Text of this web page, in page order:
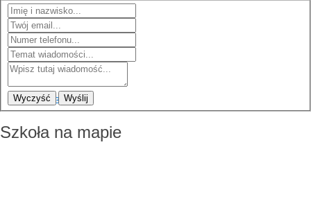
Wyczyść Wyślij
Szkoła na mapie